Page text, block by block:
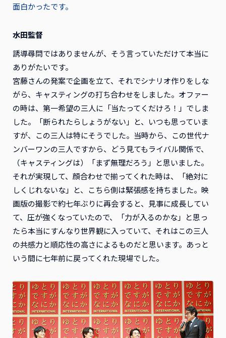
面白かったです。
水田監督
誘導尋問ではありませんが、そう言っていただけて本当に
ありがたいです。
宮藤さんの発案で企画を立て、それでシナリオ作りをしな
がら、キャスティングの打ち合わせをしました。オファー
の時は、第一希望の三人に「当たってくだけろ！」でしま
した。「断られたらしょうがない」と、いつも思っていま
すが、この三人は特にそうでした。当時から、この世代ナ
ンバーワンの三人ですから、どう見てもライバル関係で、
（キャスティングは）「まず無理だろう」と思いました。
それが実現して、顔合わせで揃ってくれた時は、「絶対に
しくじれないな」と、こちら側は緊張感を持ちました。映
画版の撮影で約七年ぶりに再会すると、見事に成長してい
て、圧が強くなっていたので、「力が入るのかな」と思っ
たら本当にすんなり世界観に入っていて、それはこの三人
の共感力と順応性の高さによるものだと思います。あっと
いう間に七年前に戻ってくれた現場でした。